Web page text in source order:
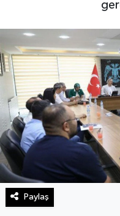
Paylaş
Teknoloji
Yaşam